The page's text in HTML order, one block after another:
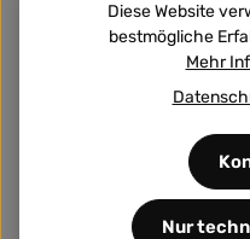
Diese Website
bestmögliche
Mehr
Nur